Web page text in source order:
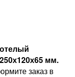
мм.
заказ в